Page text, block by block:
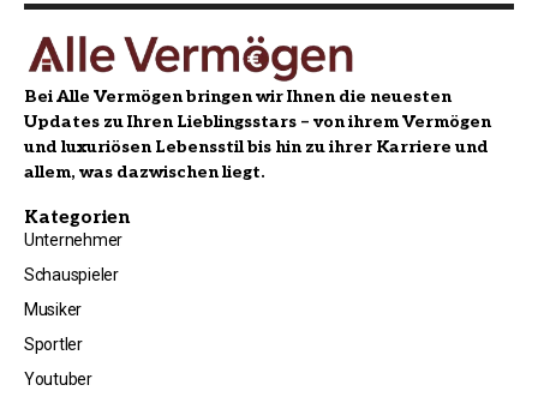
Bei Alle Vermögen bringen wir Ihnen die neuesten
Updates zu Ihren Lieblingsstars – von ihrem Vermögen
und luxuriösen Lebensstil bis hin zu ihrer Karriere und
allem, was dazwischen liegt.
Kategorien
Unternehmer
Schauspieler
Musiker
Sportler
Youtuber